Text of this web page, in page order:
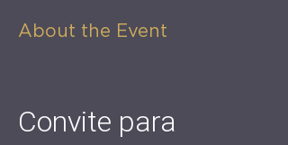
About the Event
Convite para